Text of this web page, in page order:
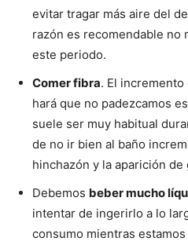
evitar tragar más aire del
razón es recomendable no
este periodo.
Comer fibra. El
hará que no padezcamos
suele ser muy habitual
de no ir bien al baño
hinchazón y la aparición de
Debemos beber mucho
intentar de ingerirlo a lo
consumo mientras